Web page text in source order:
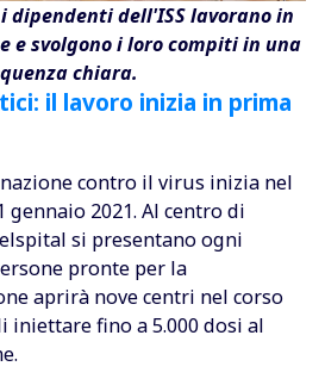
dipendenti dell'ISS lavorano in
e svolgono i loro compiti in una
chiara.
il lavoro inizia in prima
contro il virus inizia nel
gennaio 2021. Al centro di
si presentano ogni
pronte per la
aprirà nove centri nel corso
iniettare fino a 5.000 dosi al